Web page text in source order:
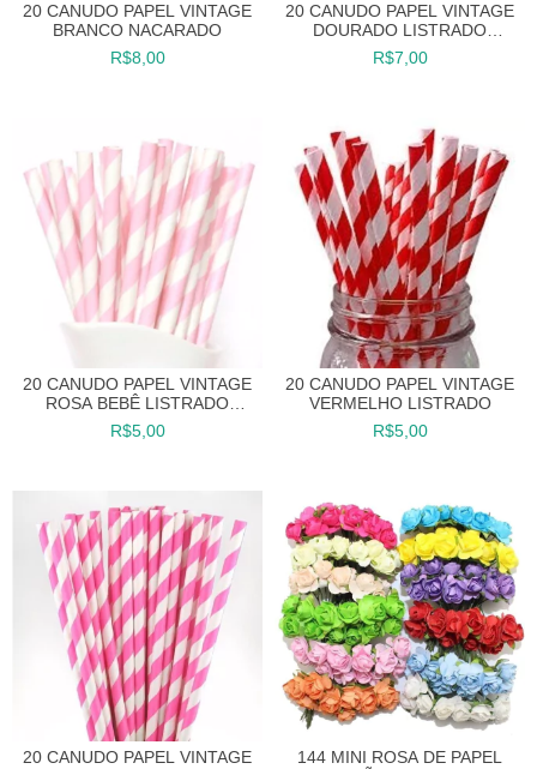
20 CANUDO PAPEL VINTAGE
BRANCO NACARADO
R$8,00
20 CANUDO PAPEL VINTAGE
DOURADO LISTRADO
METALIZADO
R$7,00
20 CANUDO PAPEL VINTAGE
ROSA BEBÊ LISTRADO
CANUDINHO
R$5,00
20 CANUDO PAPEL VINTAGE
VERMELHO LISTRADO
R$5,00
20 CANUDO PAPEL VINTAGE
144 MINI ROSA DE PAPEL